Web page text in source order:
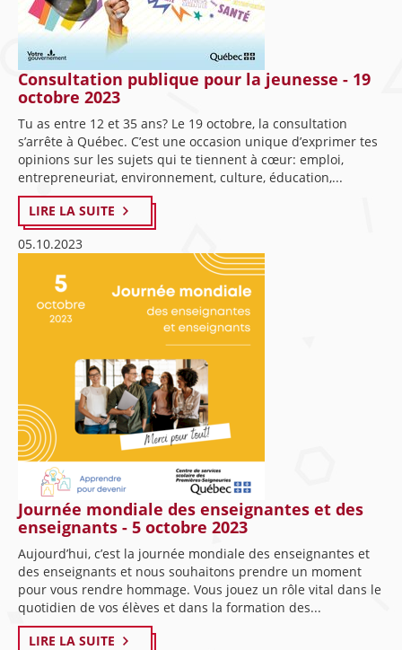
Consultation publique pour la jeunesse - 19
octobre 2023
Tu as entre 12 et 35 ans? Le 19 octobre, la consultation
s’arrête à Québec. C’est une occasion unique d’exprimer tes
opinions sur les sujets qui te tiennent à cœur: emploi,
entrepreneuriat, environnement, culture, éducation,...
LIRE LA SUITE
05.10.2023
Journée mondiale des enseignantes et des
enseignants - 5 octobre 2023
Aujourd’hui, c’est la journée mondiale des enseignantes et
des enseignants et nous souhaitons prendre un moment
pour vous rendre hommage. Vous jouez un rôle vital dans le
quotidien de vos élèves et dans la formation des...
LIRE LA SUITE